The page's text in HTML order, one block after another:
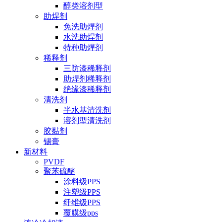
醇类溶剂型
助焊剂
免洗助焊剂
水洗助焊剂
特种助焊剂
稀释剂
三防漆稀释剂
助焊剂稀释剂
绝缘漆稀释剂
清洗剂
半水基清洗剂
溶剂型清洗剂
胶黏剂
锡膏
新材料
PVDF
聚苯硫醚
涂料级PPS
注塑级PPS
纤维级PPS
覆膜级pps